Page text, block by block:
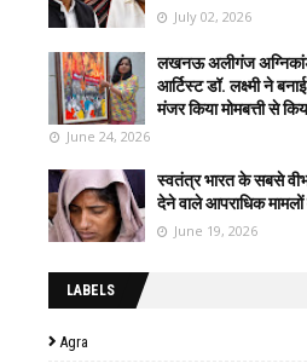
July 02, 2026
लखनऊ अलीगंज
आर्टिस्ट डॉ. लक्ष्मी ने
मंजर किया मोमबत्ती से
June 24, 2026
स्वतंत्र भारत के सबसे
देने वाले आपराधिक
June 19, 2026
LABELS
Agra